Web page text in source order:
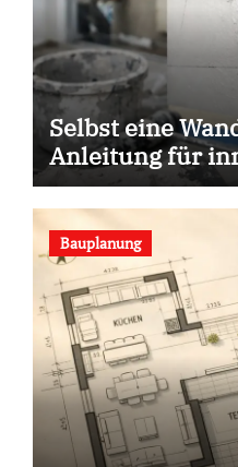
Selbst eine
Anleitung für
Bauplanung